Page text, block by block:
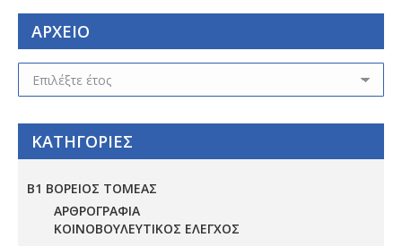
ΑΡΧΕΙΟ
ΑΡΧΕΙΟ
ΚΑΤΗΓΟΡΙΕΣ
Β1 ΒΟΡΕΙΟΣ ΤΟΜΕΑΣ
ΑΡΘΡΟΓΡΑΦΙΑ
ΚΟΙΝΟΒΟΥΛΕΥΤΙΚΟΣ ΕΛΕΓΧΟΣ